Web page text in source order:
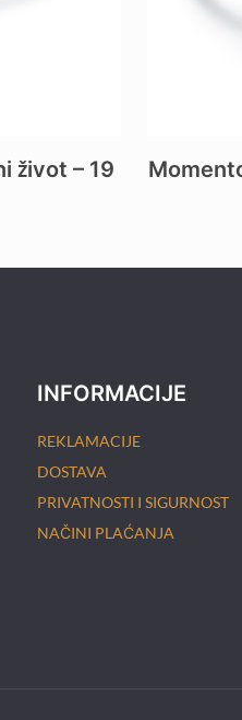
život – 19
INFORMACIJE
REKLAMACIJE
DOSTAVA
PRIVATNOSTI I SIGURNOST
NAČINI PLAĆANJA